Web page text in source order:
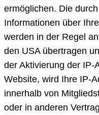
ermöglichen. Die
Informationen über
werden in der Regel
den USA übertragen
der Aktivierung der IP-
Website, wird Ihre IP-
innerhalb von
oder in anderen